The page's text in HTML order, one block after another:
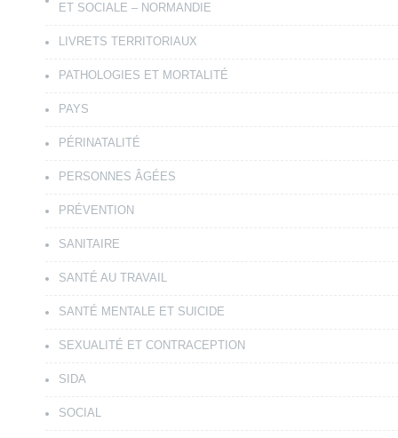
ET SOCIALE – NORMANDIE
LIVRETS TERRITORIAUX
PATHOLOGIES ET MORTALITÉ
PAYS
PÉRINATALITÉ
PERSONNES ÂGÉES
PRÉVENTION
SANITAIRE
SANTÉ AU TRAVAIL
SANTÉ MENTALE ET SUICIDE
SEXUALITÉ ET CONTRACEPTION
SIDA
SOCIAL